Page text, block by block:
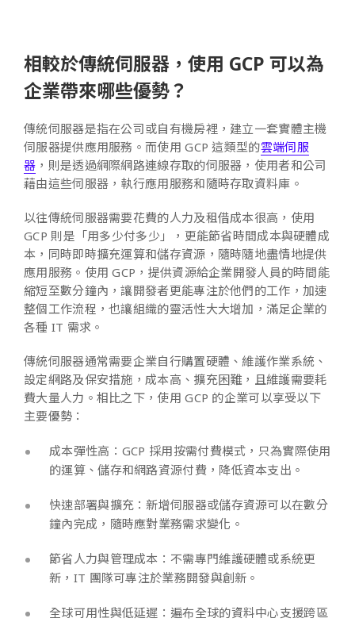
相較於傳統伺服器，使用 GCP 可以為
企業帶來哪些優勢？
傳統伺服器是指在公司或自有機房裡，建立一套實體主機
伺服器提供應用服務。而使用 GCP 這類型的雲端伺服
器 ，則是透過網際網路連線存取的伺服器，使用者和公司
藉由這些伺服器，執行應用服務和隨時存取資料庫。
以往傳統伺服器需要花費的人力及租借成本很高，使用
GCP 則是「用多少付多少」，更能節省時間成本與硬體成
本，同時即時擴充運算和儲存資源，隨時隨地盡情地提供
應用服務。使用 GCP，提供資源給企業開發人員的時間能
縮短至數分鐘內，讓開發者更能專注於他們的工作，加速
整個工作流程，也讓組織的靈活性大大增加，滿足企業的
各種 IT 需求。
傳統伺服器通常需要企業自行購置硬體、維護作業系統、
設定網路及保安措施，成本高、擴充困難，且維護需要耗
費大量人力。相比之下，使用 GCP 的企業可以享受以下
主要優勢：
成本彈性高：GCP 採用按需付費模式，只為實際使用
的運算、儲存和網路資源付費，降低資本支出。
快速部署與擴充：新增伺服器或儲存資源可以在數分
鐘內完成，隨時應對業務需求變化。
節省人力與管理成本：不需專門維護硬體或系統更
新，IT 團隊可專注於業務開發與創新。
全球可用性與低延遲：遍布全球的資料中心支援跨區